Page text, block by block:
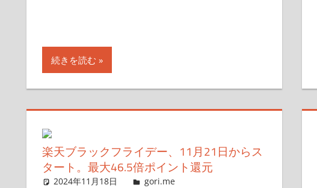
続きを読む
楽天ブラックフライデー、11月21日からス
タート。最大46.5倍ポイント還元
2024年11月18日 g.O.R.i
gori.me